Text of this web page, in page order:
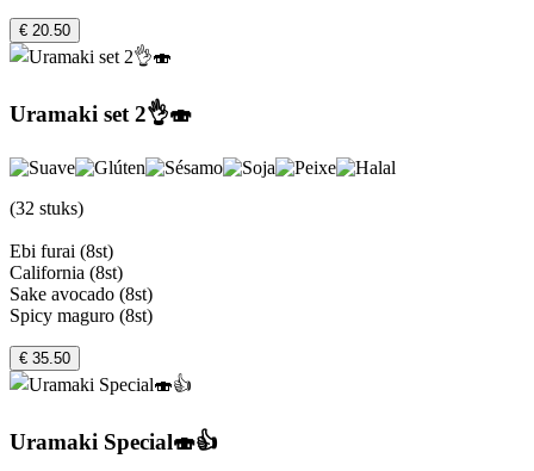
€ 20.50
Uramaki set 2👌🍣
(32 stuks)
Ebi furai (8st)
California (8st)
Sake avocado (8st)
Spicy maguro (8st)
€ 35.50
Uramaki Special🍣👍